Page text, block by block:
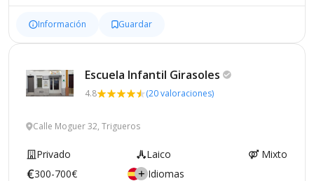
Información Guardar
Escuela Infantil Girasoles
4.8 (20 valoraciones)
Calle Moguer 32, Trigueros
Privado Laico
Mixto
300-700€
Idiomas